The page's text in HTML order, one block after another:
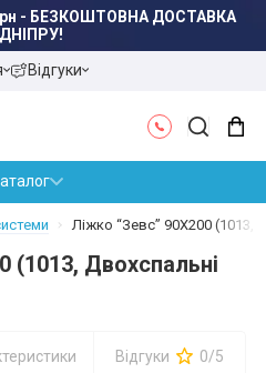
грн - БЕЗКОШТОВНА ДОСТАВКА
Відгуки
Ліжко “Зевс” 90X200 (1013,
(1013, Двохспальні
Відгуки 0/5